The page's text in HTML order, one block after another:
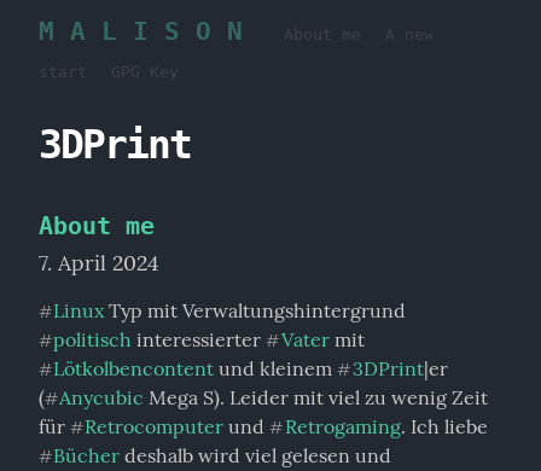
M A L I S O N About me A new
start GPG Key
3DPrint
About me
7. April 2024
#Linux
#politisch interessierter #Vater mit
#Lötkolbencontent und kleinem #3DPrint|er
(#Anycubic Mega S). Leider mit viel zu wenig Zeit
für #Retrocomputer und #Retrogaming
#Bücher